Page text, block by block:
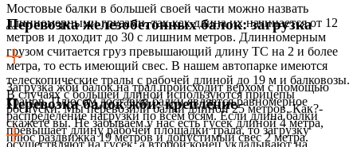
Мостовые балки в большей своей части можно назвать
длинномерными грузами, так как длина их начинается от 12
метров и доходит до 30 с лишним метров. Длинномерным
грузом считается груз превышающий длину ТС на 2 и более
метра, то есть имеющий свес. В нашем автопарке имеются
телескопические тралы с рабочей длиной до 19 м и балковозы.
В случаях с большей длиной используются прицепы
роспуски. Мы перевозили балки длиной 25 метров. Как?-
скажете вы. Не забываем у нас есть гусек длиной 4 метра,
плюс раздвижка 19 метров и допустимый свес 2 метра.
Перевозка железобетонных балок: загрузка
Загрузка жби балок на трал происходит верхом с помощью
кранов. Плюсом доставки балки является равномерное
распределение нагрузки по всем осям. Если длина балки
превышает длину рабочей площадки трала, то загрузку
осуществляют на гусек, а второй конец укладывают на
Перевозка балок жби: крепление